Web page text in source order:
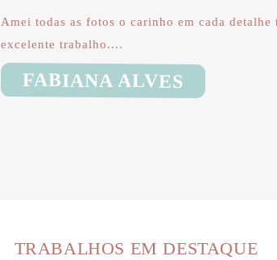
Amei todas as fotos o carinho em cada
excelente trabalho....
‎FABIANA ALVES‎
TRABALHOS EM DESTAQUE